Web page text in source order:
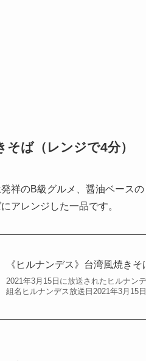
そば（ レンジで4分）
祥のB級グルメ、醤油ベース
アレンジした一品です。
《ヒルナンデス》台湾風焼き
2021年3月15日に放送されたヒルナン
組名ヒルナンデス放送日2021年3月15